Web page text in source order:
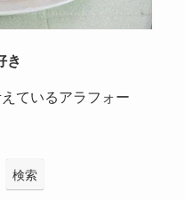
き
ているアラフォー
検索